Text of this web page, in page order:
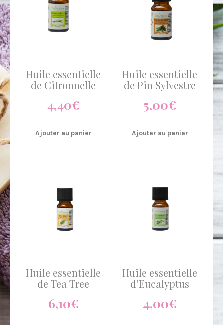
Huile essentielle
de Citronnelle
4,40€
Ajouter au panier
Huile essentielle
de Pin Sylvestre
5,00€
Ajouter au panier
Huile essentielle
de Tea Tree
6,10€
Huile essentielle
d’Eucalyptus
4,00€